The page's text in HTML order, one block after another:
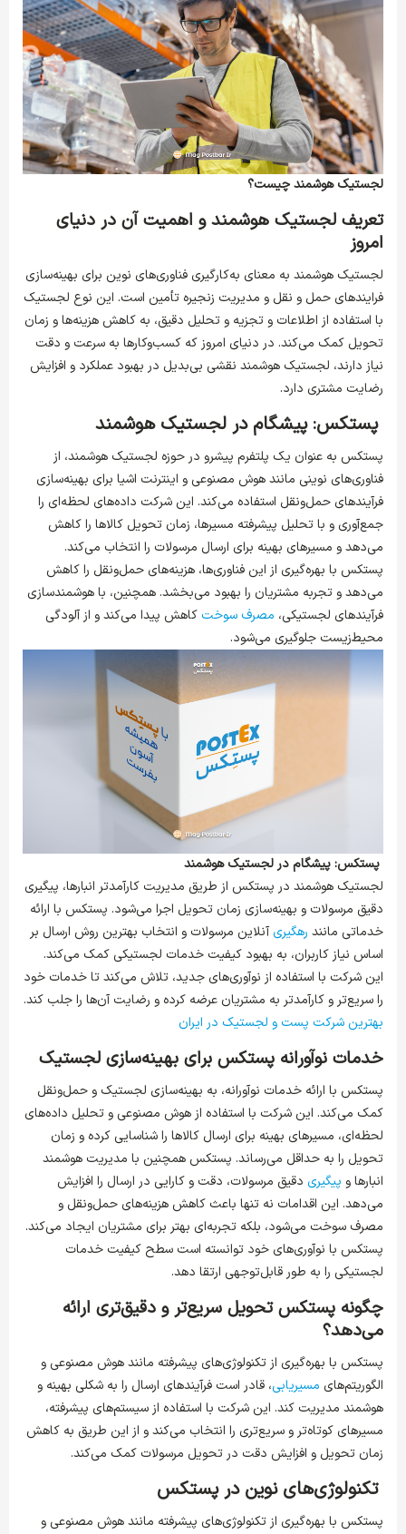
لجستیک هوشمند چیست؟
تعریف لجستیک هوشمند و اهمیت آن در دنیای
امروز
لجستیک هوشمند به معنای به‌کارگیری فناوری‌های نوین برای بهینه‌سازی
فرایندهای حمل و نقل و مدیریت زنجیره تأمین است. این نوع لجستیک
با استفاده از اطلاعات و تجزیه و تحلیل دقیق، به کاهش هزینه‌ها و زمان
تحویل کمک می‌کند. در دنیای امروز که کسب‌وکارها به سرعت و دقت
نیاز دارند، لجستیک هوشمند نقشی بی‌بدیل در بهبود عملکرد و افزایش
رضایت مشتری دارد.
پستکس: پیشگام در لجستیک هوشمند
پستکس به عنوان یک پلتفرم پیشرو در حوزه لجستیک هوشمند، از
فناوری‌های نوینی مانند هوش مصنوعی و اینترنت اشیا برای بهینه‌سازی
فرآیندهای حمل‌ونقل استفاده می‌کند. این شرکت داده‌های لحظه‌ای را
جمع‌آوری و با تحلیل پیشرفته مسیرها، زمان تحویل کالاها را کاهش
می‌دهد و مسیرهای بهینه برای ارسال مرسولات را انتخاب می‌کند.
پستکس با بهره‌گیری از این فناوری‌ها، هزینه‌های حمل‌ونقل را کاهش
می‌دهد و تجربه مشتریان را بهبود می‌بخشد. همچنین، با هوشمندسازی
فرآیندهای لجستیکی، مصرف سوخت کاهش پیدا می‌کند و از آلودگی
محیط‌زیست جلوگیری می‌شود.
پستکس: پیشگام در لجستیک هوشمند
لجستیک هوشمند در پستکس از طریق مدیریت کارآمدتر انبارها، پیگیری
دقیق مرسولات و بهینه‌سازی زمان تحویل اجرا می‌شود. پستکس با ارائه
خدماتی مانند رهگیریآنلاین مرسولات و انتخاب بهترین روش ارسال بر
اساس نیاز کاربران، به بهبود کیفیت خدمات لجستیکی کمک می‌کند.
این شرکت با استفاده از نوآوری‌های جدید، تلاش می‌کند تا خدمات خود
را سریع‌تر و کارآمدتر به مشتریان عرضه کرده و رضایت آن‌ها را جلب کند.
بهترین شرکت پست و لجستیک در ایران
خدمات نوآورانه پستکس برای بهینه‌سازی لجستیک
پستکس با ارائه خدمات نوآورانه، به بهینه‌سازی لجستیک و حمل‌ونقل
کمک می‌کند. این شرکت با استفاده از هوش مصنوعی و تحلیل داده‌های
لحظه‌ای، مسیرهای بهینه برای ارسال کالاها را شناسایی کرده و زمان
تحویل را به حداقل می‌رساند. پستکس همچنین با مدیریت هوشمند
انبارها و پیگیری دقیق مرسولات، دقت و کارایی در ارسال را افزایش
می‌دهد. این اقدامات نه تنها باعث کاهش هزینه‌های حمل‌ونقل و
مصرف سوخت می‌شود، بلکه تجربه‌ای بهتر برای مشتریان ایجاد می‌کند.
پستکس با نوآوری‌های خود توانسته است سطح کیفیت خدمات
لجستیکی را به طور قابل‌توجهی ارتقا دهد.
چگونه پستکس تحویل سریع‌تر و دقیق‌تری ارائه
می‌دهد؟
پستکس با بهره‌گیری از تکنولوژی‌های پیشرفته مانند هوش مصنوعی و
الگوریتم‌های مسیریابی، قادر است فرآیندهای ارسال را به شکلی بهینه و
هوشمند مدیریت کند. این شرکت با استفاده از سیستم‌های پیشرفته،
مسیرهای کوتاه‌تر و سریع‌تری را انتخاب می‌کند و از این طریق به کاهش
زمان تحویل و افزایش دقت در تحویل مرسولات کمک می‌کند.
تکنولوژی‌های نوین در پستکس
پستکس با بهره‌گیری از تکنولوژی‌های پیشرفته مانند هوش مصنوعی و